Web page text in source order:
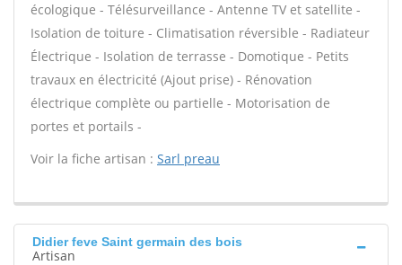
écologique - Télésurveillance - Antenne TV et satellite -
Isolation de toiture - Climatisation réversible - Radiateur
Électrique - Isolation de terrasse - Domotique - Petits
travaux en électricité (Ajout prise) - Rénovation
électrique complète ou partielle - Motorisation de
portes et portails -
Voir la fiche artisan : Sarl preau
Didier feve Saint germain des bois
Artisan